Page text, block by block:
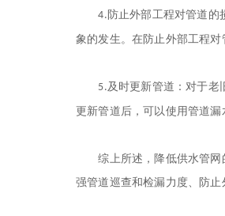
4. 防止外部工程对管道
象的发生。在防止外部工程
5.及时更新管道：对于老
更新管道后，可以使用管道漏
综上所述，降低供水管网
强管道巡查和检漏力度、防